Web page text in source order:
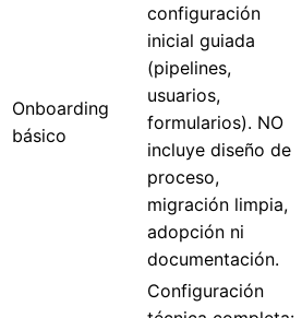
Onboarding
básico
configuración
inicial guiada
(pipelines,
usuarios,
formularios). NO
incluye diseño de
proceso,
migración limpia,
adopción ni
documentación.
Configuración